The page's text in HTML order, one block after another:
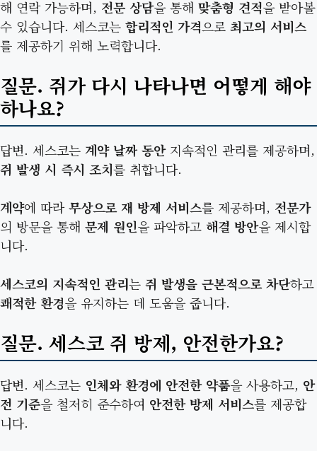
해 연락 가능하며, 전문 상담을 통해 맞춤형 견적을 받아볼
수 있습니다. 세스코는 합리적인 가격으로 최고의 서비스
를 제공하기 위해 노력합니다.
질문. 쥐가 다시 나타나면 어떻게 해야
하나요?
답변. 세스코는 계약 날짜 동안지속적인 관리를 제공하며,
쥐 발생 시 즉시 조치를 취합니다.
계약에 따라무상으로 재 방제 서비스를 제공하며, 전문가
의 방문을 통해 문제 원인을 파악하고 해결 방안을 제시합
니다.
세스코의 지속적인 관리는 쥐 발생을 근본적으로 차단하고
쾌적한 환경을 유지하는 데 도움을 줍니다.
질문. 세스코 쥐 방제, 안전한가요?
답변. 세스코는 인체와 환경에 안전한 약품을 사용하고, 안
전 기준을 철저히 준수하여 안전한 방제 서비스를 제공합
니다.